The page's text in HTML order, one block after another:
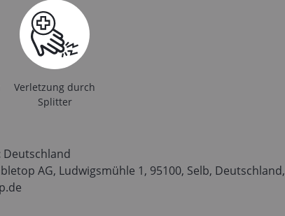
Verletzung durch
Splitter
Deutschland
AG, Ludwigsmühle 1, 95100, Selb, Deutschland,